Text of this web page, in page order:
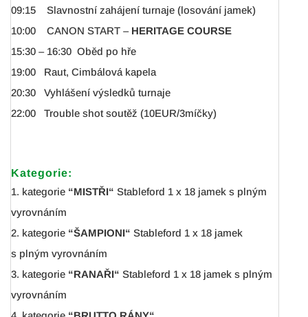
09:15 Slavnostní zahájení turnaje (losování jamek)
10:00 CANON START – HERITAGE COURSE
15:30 – 16:30 Oběd po hře
19:00 Raut, Cimbálová kapela
20:30 Vyhlášení výsledků turnaje
22:00 Trouble shot soutěž (10EUR/3míčky)
Kategorie:
1. kategorie “MISTŘI“ Stableford 1 x 18 jamek s plným
vyrovnáním
2. kategorie “ŠAMPIONI“ Stableford 1 x 18 jamek
s plným vyrovnáním
3. kategorie “RANAŘI“ Stableford 1 x 18 jamek s plným
vyrovnáním